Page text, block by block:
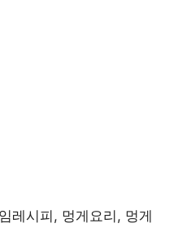
레시피, 멍게요리, 멍게